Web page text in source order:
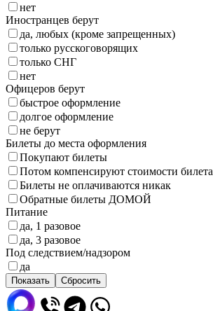
нет
Иностранцев берут
да, любых (кроме запрещенных)
только русскоговорящих
только СНГ
нет
Офицеров берут
быстрое оформление
долгое оформление
не берут
Билеты до места оформления
Покупают билеты
Потом компенсируют стоимости билета
Билеты не оплачиваются никак
Обратные билеты ДОМОЙ
Питание
да, 1 разовое
да, 3 разовое
Под следствием/надзором
да